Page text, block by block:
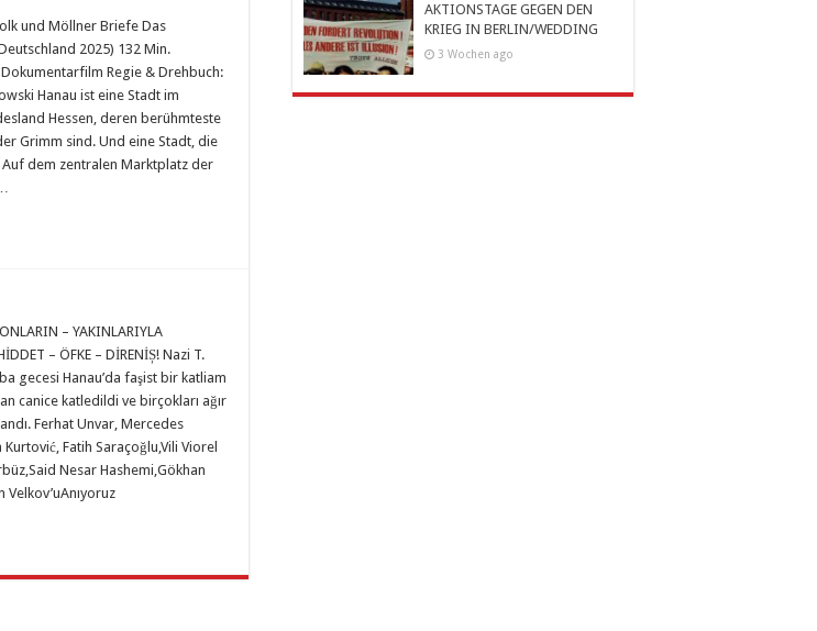
und Möllner Briefe Das
2025) 132 Min.
Regie & Drehbuch:
Hanau ist eine Stadt im
Hessen, deren berühmteste
Grimm sind. Und eine Stadt, die
dem zentralen Marktplatz der
– YAKINLARIYLA
– ÖFKE – DİRENİȘ! Nazi T.
gecesi Hanau’da faşist bir katliam
canice katledildi ve birçokları ağır
Ferhat Unvar, Mercedes
Kurtović, Fatih Saraçoğlu,Vili Viorel
Nesar Hashemi,Gökhan
Velkov’uAnıyoruz
AKTIONSTAGE GEGEN DEN
KRIEG IN BERLIN/WEDDING
3 Wochen ago